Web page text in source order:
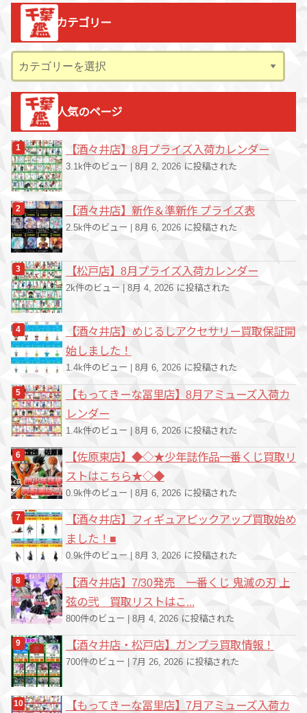
カ
カテゴリー
テ
ゴ
人気のページ
【酒々井店】8月プライズ入荷カレンダー
3.1k件のビュー 8月 2, 2026 に投稿された
【酒々井店】新作＆準新作 プライズ表
2.5k件のビュー | 8月 6, 2026 に投稿された
【松戸店】8月プライズ入荷カレンダー
2k件のビュー 8月 4, 2026 に投稿された
【酒々井店】めじるしアクセサリー買取保証開
始しました！
1.4k件のビュー 8月 6, 2026 に投稿された
【もってきーな冨里店】8月アミューズ入荷カ
レンダー
1.4k件のビュー | 8月 6, 2026 に投稿された
【佐原東店】◆◇★少年誌作品一番くじ買取リ
ストはこちら★◇◆
0.9k件のビュー 8月 6, 2026 に投稿された
【酒々井店】フィギュアピックアップ買取始め
ました！■
0.9k件のビュー 8月 3, 2026 に投稿された
【酒々井店】7/30発売 一番くじ 鬼滅の刃 上
弦の弐 買取リストはこ...
800件のビュー | 8月 4, 2026 に投稿された
【酒々井店・松戸店】ガンプラ買取情報！
700件のビュー 7月 26, 2026 に投稿された
【もってきーな冨里店】7月アミューズ入荷カ